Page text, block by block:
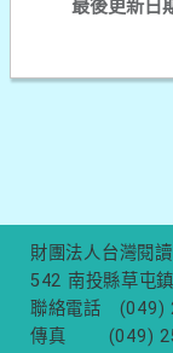
最後更新日
財團法人台灣閱
542 南投縣草屯
聯絡電話
(049)
傳真
(049)